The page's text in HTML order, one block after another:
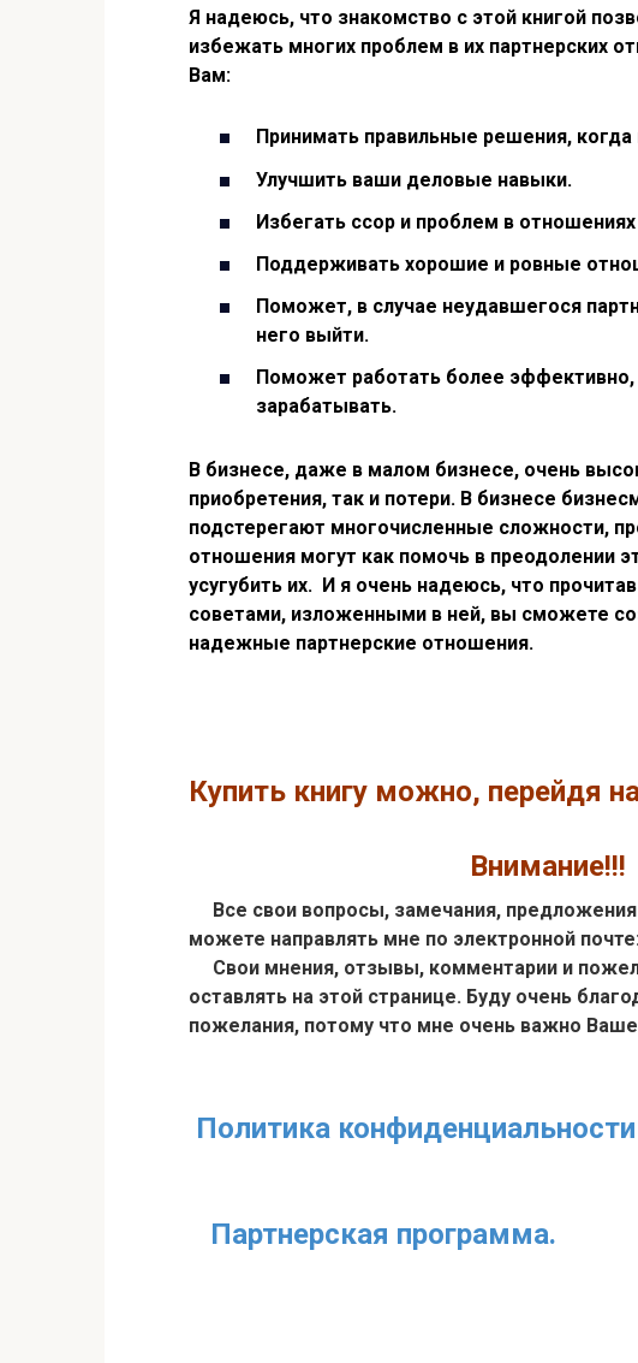
Я надеюсь, что знакомство с этой книгой
избежать многих проблем в их партнерских
Вам:
Принимать правильные решения, когда
Улучшить ваши деловые навыки.
Избегать ссор и проблем в
Поддерживать хорошие и ровные
Поможет, в случае неудавшегося
него выйти.
Поможет работать более
зарабатывать.
В бизнесе, даже в малом бизнесе, очень
приобретения, так и потери. В бизнесе
подстерегают многочисленные сложности,
отношения могут как помочь в преодолении
усугубить их. И я очень надеюсь, что
советами, изложенными в ней, вы сможете
надежные партнерские отношения.
Купить книгу можно, перейдя
Внимание!!!
Все свои вопросы, замечания,
можете направлять мне по электронной
Свои мнения, отзывы, комментарии и
оставлять на этой странице. Буду очень
пожелания, потому что мне очень
Политика конфиденциальности
Партнерская программа.